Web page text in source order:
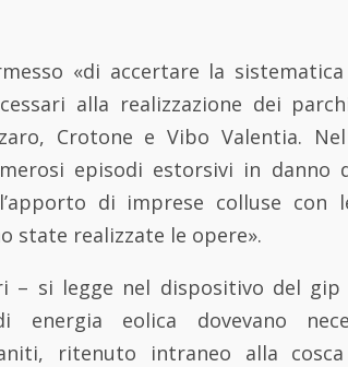
«di accertare la
alla realizzazione dei
Crotone e Vibo Valentia.
episodi estorsivi in danno
di imprese colluse con
state realizzate le opere».
– si legge nel dispositivo del
eolica dovevano
ritenuto intraneo alla cosca